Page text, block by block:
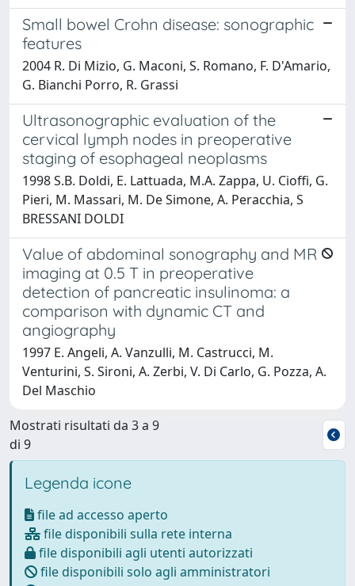
Small bowel Crohn disease: sonographic
features
2004 R. Di Mizio, G. Maconi, S. Romano, F. D'Amario,
G. Bianchi Porro, R. Grassi
Ultrasonographic evaluation of the
cervical lymph nodes in preoperative
staging of esophageal neoplasms
1998 S.B. Doldi, E. Lattuada, M.A. Zappa, U. Cioffi, G.
Pieri, M. Massari, M. De Simone, A. Peracchia, S
BRESSANI DOLDI
Value of abdominal sonography and MR
imaging at 0.5 T in preoperative
detection of pancreatic insulinoma: a
comparison with dynamic CT and
angiography
1997 E. Angeli, A. Vanzulli, M. Castrucci, M.
Venturini, S. Sironi, A. Zerbi, V. Di Carlo, G. Pozza, A.
Del Maschio
Mostrati risultati da 3 a 9
di 9
Legenda icone
file ad accesso aperto
file disponibili sulla rete interna
file disponibili agli utenti autorizzati
file disponibili solo agli amministratori